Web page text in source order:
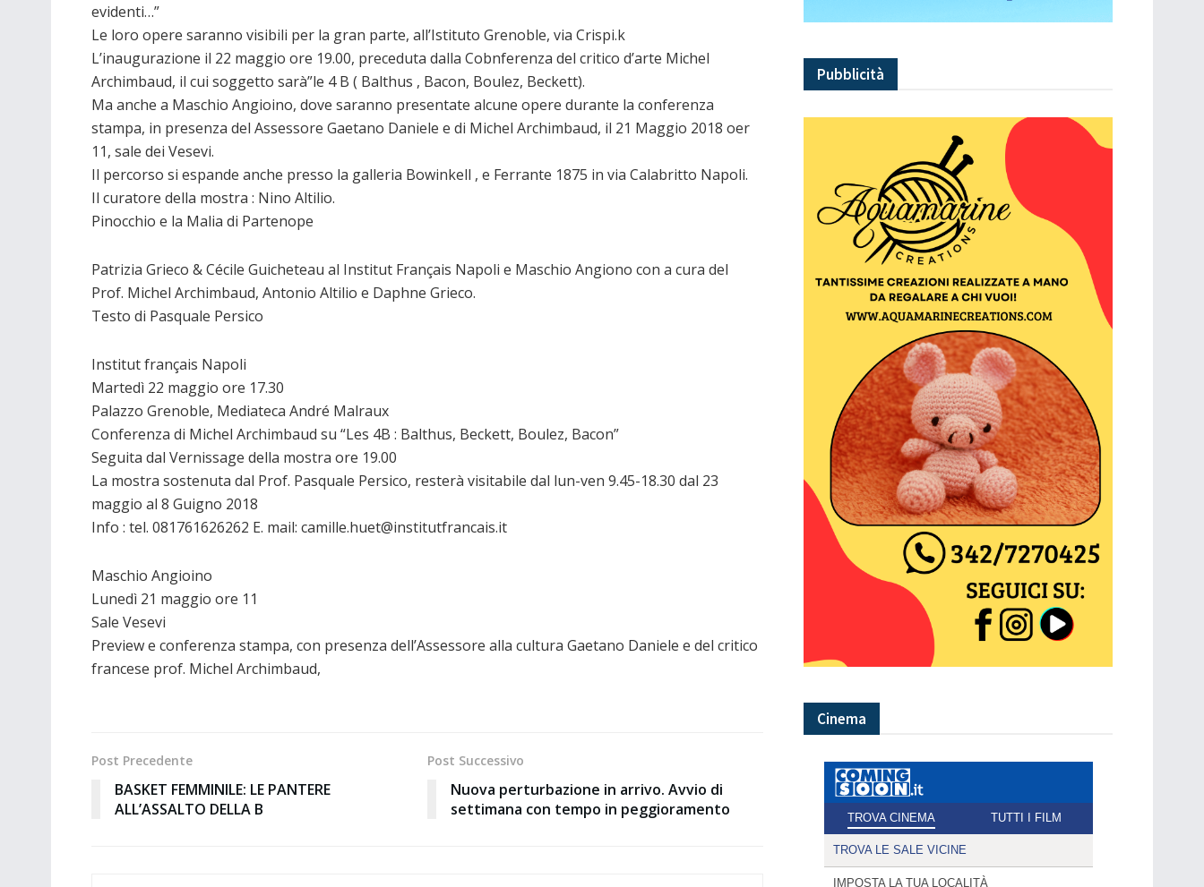
evidenti…”
Le loro opere saranno visibili per la gran parte, all’Istituto Grenoble, via Crispi.k
L’inaugurazione il 22 maggio ore 19.00, preceduta dalla Cobnferenza del critico d’arte Michel
Archimbaud, il cui soggetto sarà”le 4 B ( Balthus , Bacon, Boulez, Beckett).
Ma anche a Maschio Angioino, dove saranno presentate alcune opere durante la conferenza
stampa, in presenza del Assessore Gaetano Daniele e di Michel Archimbaud, il 21 Maggio 2018 oer
11, sale dei Vesevi.
Il percorso si espande anche presso la galleria Bowinkell , e Ferrante 1875 in via Calabritto Napoli.
Il curatore della mostra : Nino Altilio.
Pinocchio e la Malia di Partenope
Patrizia Grieco & Cécile Guicheteau al Institut Français Napoli e Maschio Angiono con a cura del
Prof. Michel Archimbaud, Antonio Altilio e Daphne Grieco.
Testo di Pasquale Persico
Institut français Napoli
Martedì 22 maggio ore 17.30
Palazzo Grenoble, Mediateca André Malraux
Conferenza di Michel Archimbaud su “Les 4B : Balthus, Beckett, Boulez, Bacon”
Seguita dal Vernissage della mostra ore 19.00
La mostra sostenuta dal Prof. Pasquale Persico, resterà visitabile dal lun-ven 9.45-18.30 dal 23
maggio al 8 Guigno 2018
Info : tel. 081761626262 E. mail: camille.huet@institutfrancais.it
Maschio Angioino
Lunedì 21 maggio ore 11
Sale Vesevi
Preview e conferenza stampa, con presenza dell’Assessore alla cultura Gaetano Daniele e del critico
francese prof. Michel Archimbaud,
Post Precedente
BASKET FEMMINILE: LE PANTERE
ALL’ASSALTO DELLA B
Post Successivo
Nuova perturbazione in arrivo. Avvio di
settimana con tempo in peggioramento
Pubblicità
Cinema